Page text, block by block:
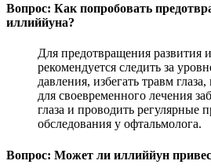
Вопрос: Как попробовать
иллиййуна?
Для предотвращения развития
рекомендуется следить за
давления, избегать травм
для своевременного лечения
глаза и проводить регулярные
обследования у офтальмолога.
Вопрос: Может ли иллиййун